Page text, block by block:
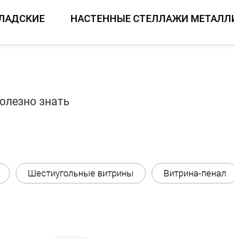
НАСТЕННЫЕ СТЕЛЛАЖИ
знать
Шестиугольные витрины Витрина-пенал